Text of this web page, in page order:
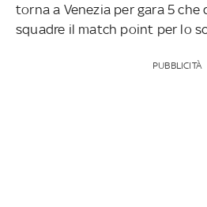
torna a Venezia per gara 5 che
squadre il match point per lo
PUBBLICITÀ